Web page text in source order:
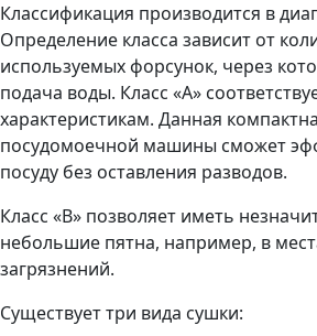
Классификация производится в
Определение класса зависит от
используемых форсунок, через
подача воды. Класс «A»
характеристикам. Данная
посудомоечной машины сможет
посуду без оставления разводов.
Класс «B» позволяет иметь
небольшие пятна, например, в
загрязнений.
Существует три вида сушки: